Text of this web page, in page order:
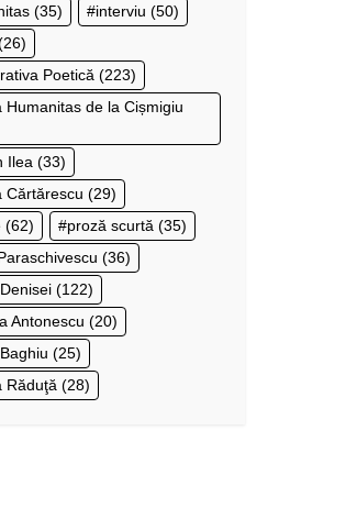
(35) interviu (50)
Poetică (223)
Humanitas de la Cișmigiu
Ilea (33)
Cărtărescu (29)
(62) proză scurtă (35)
(36)
(122)
Antonescu (20)
(25)
Răduţă (28)